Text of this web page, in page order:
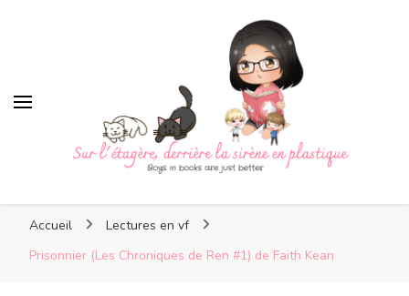
Sur l'étagère, derrière la
plastique
sirène en plastique
Accueil
Lectures en vf
Prisonnier (Les Chroniques de Ren #1) de Faith Kean